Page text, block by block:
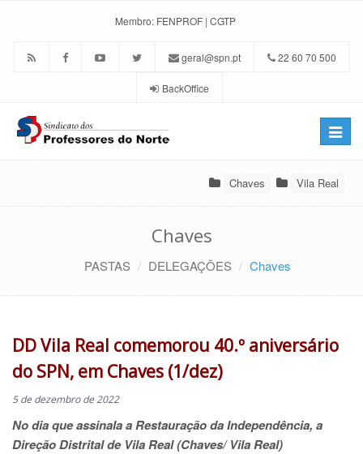
Membro: FENPROF | CGTP
geral@spn.pt 22 60 70 500
BackOffice
Toggle
Chaves Vila Real
Chaves
PASTAS DELEGAÇÕES Chaves
DD Vila Real comemorou 40.º aniversário
do SPN, em Chaves (1/dez)
5 de dezembro de 2022
No dia que assinala a Restauração da Independência, a
Direção Distrital de Vila Real (Chaves/ Vila Real)